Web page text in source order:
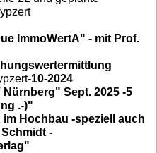
ImmoWertA" - mit Prof.
-10-2024
Sept. 2025 -5
.-)"
Hochbau -speziell auch
-